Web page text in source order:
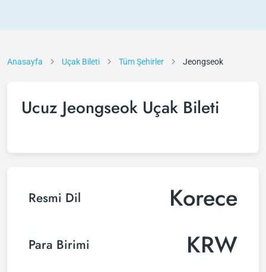
Anasayfa Uçak Bileti Tüm Şehirler Jeongseok
Ucuz Jeongseok Uçak Bileti
Resmi Dil Korece
Para Birimi KRW